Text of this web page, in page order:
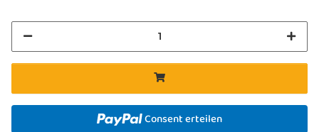
Consent erteilen